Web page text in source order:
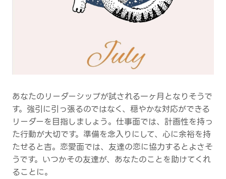
あなたのリーダーシップが試される一ヶ月となりそうで
す。強引に引っ張るのではなく、穏やかな対応ができる
リーダーを目指しましょう。仕事面では、計画性を持っ
た行動が大切です。準備を念入りにして、心に余裕を持
たせると吉。恋愛面では、友達の恋に協力するとよさそ
うです。いつかその友達が、あなたのことを助けてくれ
ることに。